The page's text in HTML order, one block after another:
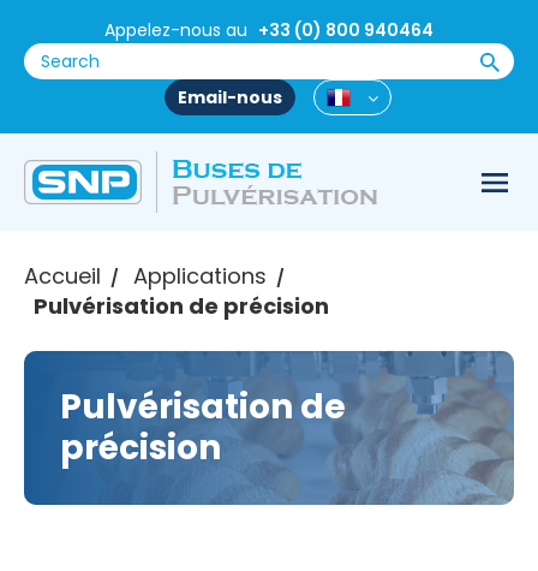
Appelez-nous au +33 (0) 800 940464
Email-nous
Accueil / Applications /
Pulvérisation de précision
Pulvérisation de
précision